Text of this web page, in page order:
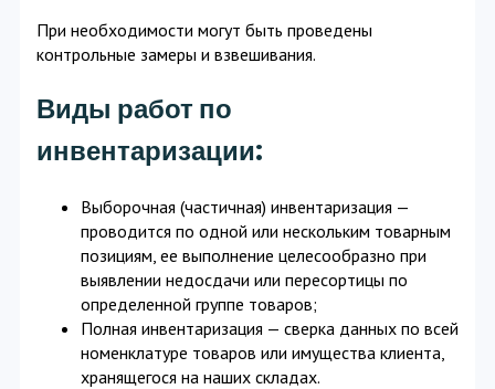
При необходимости могут быть проведены
контрольные замеры и взвешивания.
Виды работ по
инвентаризации:
Выборочная (частичная) инвентаризация —
проводится по одной или нескольким товарным
позициям, ее выполнение целесообразно при
выявлении недосдачи или пересортицы по
определенной группе товаров;
Полная инвентаризация — сверка данных по всей
номенклатуре товаров или имущества клиента,
хранящегося на наших складах.